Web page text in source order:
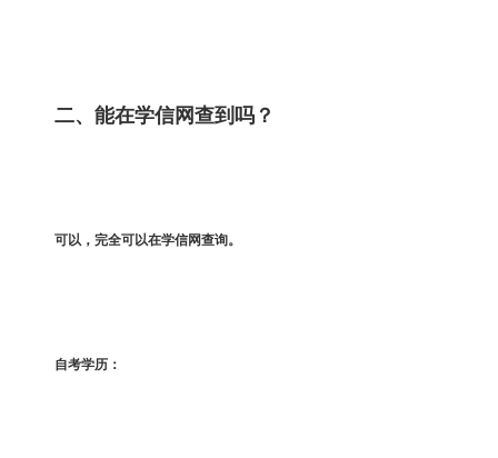
二、能在学信网查到吗？
可以，完全可以在学信网查询。
自考学历：